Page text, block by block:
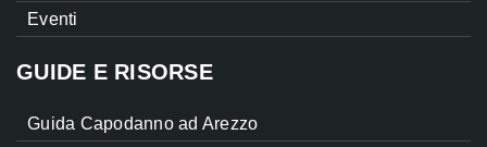
Eventi
GUIDE E RISORSE
Guida Capodanno ad Arezzo